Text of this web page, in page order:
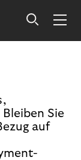
Sie
auf